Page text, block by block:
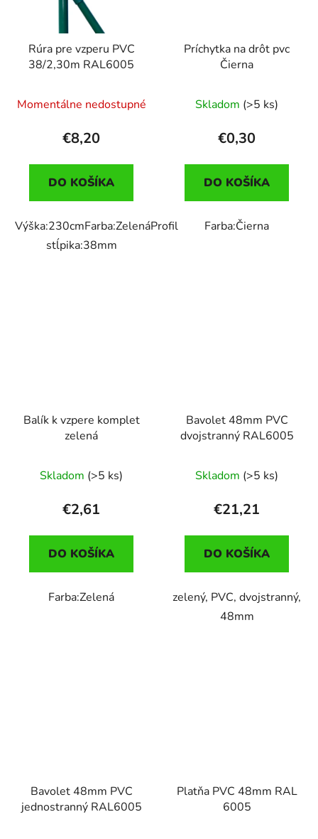
Rúra pre vzperu PVC
38/2,30m RAL6005
Momentálne nedostupné
€8,20
DO KOŠÍKA
Výška:230cmFarba:ZelenáProfil
stĺpika:38mm
Príchytka na drôt pvc
Čierna
Skladom (>5 ks)
€0,30
DO KOŠÍKA
Farba:Čierna
Balík k vzpere komplet
zelená
Skladom (>5 ks)
€2,61
DO KOŠÍKA
Farba:Zelená
Bavolet 48mm PVC
dvojstranný RAL6005
Skladom (>5 ks)
€21,21
DO KOŠÍKA
zelený, PVC, dvojstranný,
48mm
Bavolet 48mm PVC
jednostranný RAL6005
Platňa PVC 48mm RAL
6005